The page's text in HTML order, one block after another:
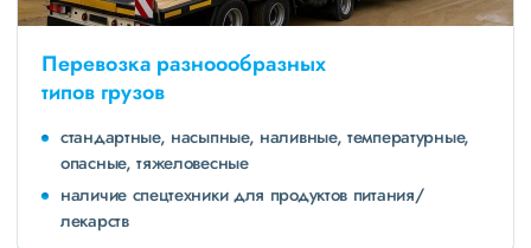
Перевозка разноообразных
типов грузов
стандартные, насыпные, наливные, температурные,
опасные, тяжеловесные
наличие спецтехники для продуктов питания/
лекарств